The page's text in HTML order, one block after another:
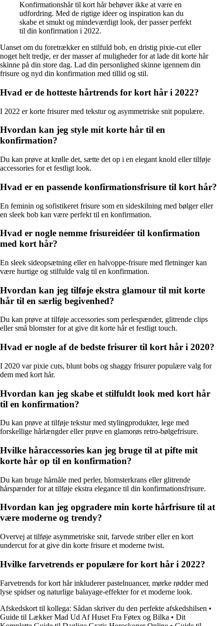
Konfirmationshår til kort hår behøver ikke at være en
udfordring. Med de rigtige ideer og inspiration kan du
skabe et smukt og mindeværdigt look, der passer perfekt
til din konfirmation i 2022.
Uanset om du foretrækker en stilfuld bob, en dristig pixie-cut eller
noget helt tredje, er der masser af muligheder for at lade dit korte hår
skinne på din store dag. Lad din personlighed skinne igennem din
frisure og nyd din konfirmation med tillid og stil.
Hvad er de hotteste hårtrends for kort hår i 2022?
I 2022 er korte frisurer med tekstur og asymmetriske snit populære.
Hvordan kan jeg style mit korte hår til en
konfirmation?
Du kan prøve at krølle det, sætte det op i en elegant knold eller tilføje
accessories for et festligt look.
Hvad er en passende konfirmationsfrisure til kort hår?
En feminin og sofistikeret frisure som en sideskilning med bølger eller
en sleek bob kan være perfekt til en konfirmation.
Hvad er nogle nemme frisureidéer til konfirmation
med kort hår?
En sleek sideopsætning eller en halvoppe-frisure med fletninger kan
være hurtige og stilfulde valg til en konfirmation.
Hvordan kan jeg tilføje ekstra glamour til mit korte
hår til en særlig begivenhed?
Du kan prøve at tilføje accessories som perlespænder, glitrende clips
eller små blomster for at give dit korte hår et festligt touch.
Hvad er nogle af de bedste frisurer til kort hår i 2020?
I 2020 var pixie cuts, blunt bobs og shaggy frisurer populære valg for
dem med kort hår.
Hvordan kan jeg skabe et stilfuldt look med kort hår
til en konfirmation?
Du kan prøve at tilføje tekstur med stylingprodukter, lege med
forskellige hårlængder eller prøve en glamorøs retro-bølgefrisure.
Hvilke håraccessories kan jeg bruge til at pifte mit
korte hår op til en konfirmation?
Du kan bruge hårnåle med perler, blomsterkrans eller glitrende
hårspænder for at tilføje ekstra elegance til din konfirmationsfrisure.
Hvordan kan jeg opgradere min korte hårfrisure til at
være moderne og trendy?
Overvej at tilføje asymmetriske snit, farvede striber eller en kort
undercut for at give din korte frisure et moderne twist.
Hvilke farvetrends er populære for kort hår i 2022?
Farvetrends for kort hår inkluderer pastelnuancer, mørke rødder med
lyse spidser og naturlige balayage-effekter for et moderne look.
Afskedskort til kollega: Sådan skriver du den perfekte afskedshilsen •
Guide til Lækker Mad Ud Af Huset Fra Føtex og Bilka • Dit